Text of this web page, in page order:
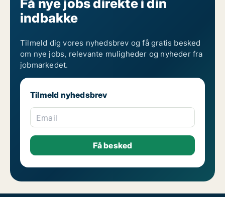
Få nye jobs direkte i din
indbakke
Tilmeld dig vores nyhedsbrev og få gratis besked
om nye jobs, relevante muligheder og nyheder fra
jobmarkedet.
Tilmeld nyhedsbrev
Email